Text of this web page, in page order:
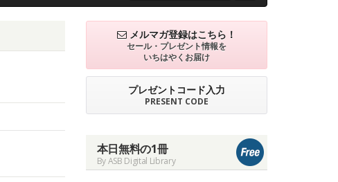
メルマガ登録はこちら！
セール・プレゼント情報を
いちはやくお届け
プレゼントコード入力
PRESENT CODE
本日無料の1冊
By ASB Digital Library